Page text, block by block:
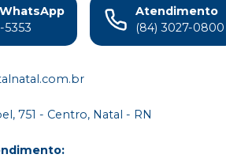
WhatsApp
Atendimento
(84) 3027-0800
751 - Centro, Natal - RN
: